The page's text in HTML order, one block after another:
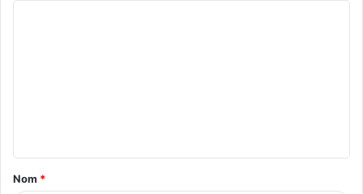
t
a
Nom *